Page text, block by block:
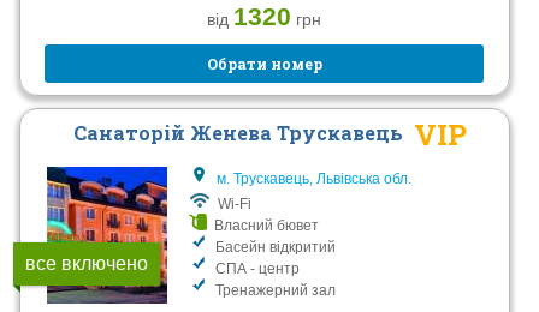
від 1320 грн
Обрати номер
все включено
Санаторій Женева Трускавець VIP
м. Трускавець, Львівська обл.
Wi-Fi
Власний бювет
Басейн відкритий
СПА - центр
Тренажерний зал